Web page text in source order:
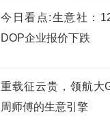
今日看点:生意社：
DOP企业报价下跌
重载征云贵，领航大
周师傅的生意引擎